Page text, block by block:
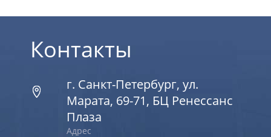
Контакты
г. Санкт-Петербург, ул.
Марата, 69-71, БЦ Ренессанс
Плаза
Адрес